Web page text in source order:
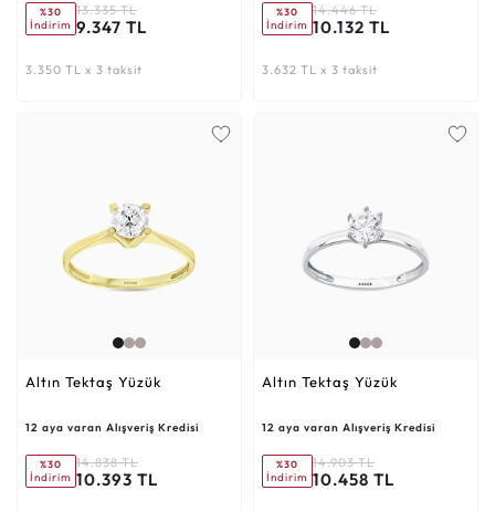
%30
İndirim
13.335 TL
9.347 TL
3.350 TL x 3 taksit
%30
İndirim
14.446 TL
10.132 TL
3.632 TL x 3 taksit
Altın Tektaş Yüzük
12 aya varan Alışveriş Kredisi
%30
İndirim
14.838 TL
10.393 TL
Altın Tektaş Yüzük
12 aya varan Alışveriş Kredisi
%30
İndirim
14.903 TL
10.458 TL